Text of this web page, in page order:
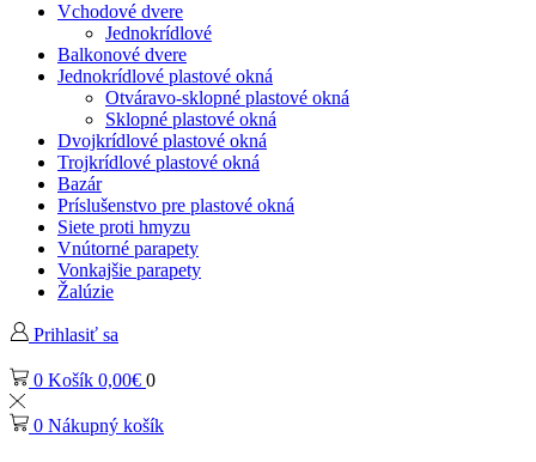
Vchodové dvere
Jednokrídlové
Balkonové dvere
Jednokrídlové plastové okná
Otváravo-sklopné plastové okná
Sklopné plastové okná
Dvojkrídlové plastové okná
Trojkrídlové plastové okná
Bazár
Príslušenstvo pre plastové okná
Siete proti hmyzu
Vnútorné parapety
Vonkajšie parapety
Žalúzie
Prihlasiť sa
0 Košík 0,00€ 0
0 Nákupný košík